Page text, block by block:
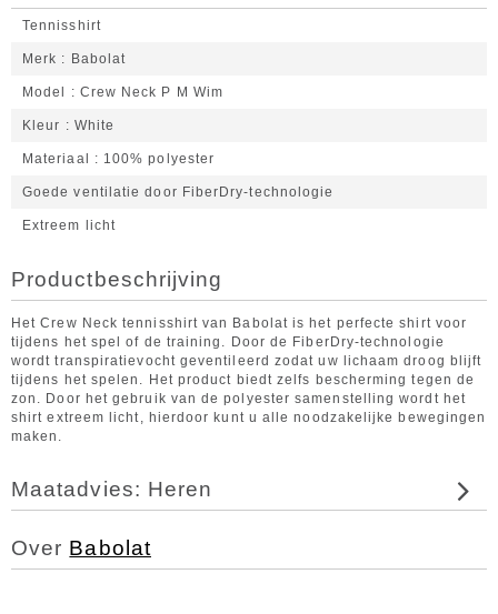
Tennisshirt
Merk Babolat
Model Crew Neck P M Wim
Kleur White
Materiaal 100% polyester
Goede ventilatie door FiberDry-technologie
Extreem licht
Productbeschrijving
Het Crew Neck tennisshirt van Babolat is het perfecte shirt voor
tijdens het spel of de training. Door de FiberDry-technologie
wordt transpiratievocht geventileerd zodat uw lichaam droog blijft
tijdens het spelen. Het product biedt zelfs bescherming tegen de
zon. Door het gebruik van de polyester samenstelling wordt het
shirt extreem licht, hierdoor kunt u alle noodzakelijke bewegingen
maken.
Maatadvies: Heren
Over Babolat